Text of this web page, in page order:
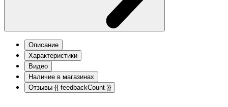
Описание
Характеристики
Видео
Наличие в магазинах
Отзывы {{ feedbackCount }}